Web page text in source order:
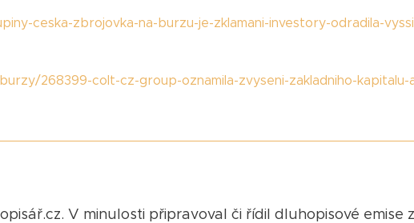
ceska-zbrojovka-na-burzu-je-zklamani-investory-odradila-
268399-colt-cz-group-oznamila-zvyseni-zakladniho-kapitalu-
V minulosti připravoval či řídil dluhopisové emise